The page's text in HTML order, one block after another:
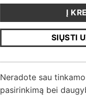
Į
SIŲSTI
Neradote sau
pasirinkimą bei